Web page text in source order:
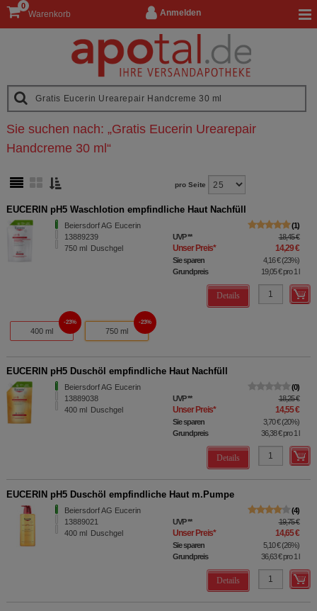
Anmelden
Warenkorb
0
Sie suchen nach: „Gratis Eucerin Urearepair
Handcreme 30 ml “
pro Seite
EUCERIN pH5 Waschlotion empfindliche Haut Nachfüll
Beiersdorf AG Eucerin
13889239
750 ml Duschgel
1
UVP** 18,45 €
Unser Preis* 14,29 €
Sie sparen 4,16 €(23%)
Grundpreis
19,05 €pro 1 l
Details
400 ml
23%
750 ml
23%
EUCERIN pH5 Duschöl empfindliche Haut Nachfüll
Beiersdorf AG Eucerin
13889038
400 ml Duschgel
0
UVP** 18,25 €
Unser Preis* 14,55 €
Sie sparen 3,70 €(20%)
Grundpreis
36,38 €pro 1 l
Details
EUCERIN pH5 Duschöl empfindliche Haut m.Pumpe
Beiersdorf AG Eucerin
13889021
400 ml Duschgel
4
UVP** 19,75 €
Unser Preis* 14,65 €
Sie sparen 5,10 €(26%)
Grundpreis
36,63 €pro 1 l
Details